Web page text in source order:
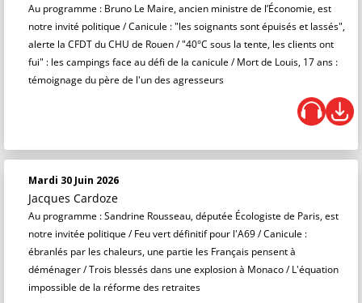
Au programme : Bruno Le Maire, ancien ministre de l’Économie, est
notre invité politique / Canicule : "les soignants sont épuisés et lassés",
alerte la CFDT du CHU de Rouen / "40°C sous la tente, les clients ont
fui" : les campings face au défi de la canicule / Mort de Louis, 17 ans :
témoignage du père de l'un des agresseurs
Mardi 30 Juin 2026
Jacques Cardoze
Au programme : Sandrine Rousseau, députée Écologiste de Paris, est
notre invitée politique / Feu vert définitif pour l'A69 / Canicule :
ébranlés par les chaleurs, une partie les Français pensent à
déménager / Trois blessés dans une explosion à Monaco / L'équation
impossible de la réforme des retraites